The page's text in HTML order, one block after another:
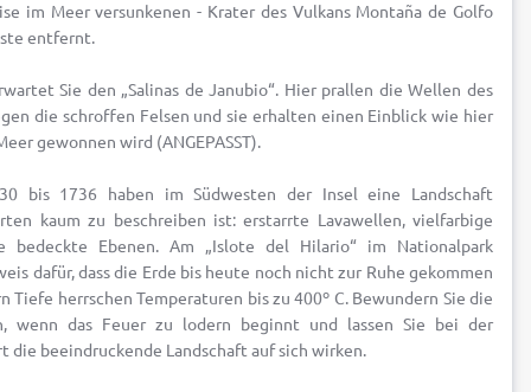
im Meer versunkenen - Krater des Vulkans Montaña de Golfo
entfernt.
Sie den „Salinas de Janubio“. Hier prallen die Wellen des
die schroffen Felsen und sie erhalten einen Einblick wie hier
gewonnen wird (ANGEPASST).
bis 1736 haben im Südwesten der Insel eine Landschaft
kaum zu beschreiben ist: erstarrte Lavawellen, vielfarbige
bedeckte Ebenen. Am „Islote del Hilario“ im Nationalpark
dafür, dass die Erde bis heute noch nicht zur Ruhe gekommen
herrschen Temperaturen bis zu 400º C. Bewundern Sie die
wenn das Feuer zu lodern beginnt und lassen Sie bei der
die beeindruckende Landschaft auf sich wirken.